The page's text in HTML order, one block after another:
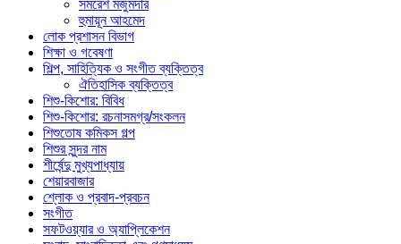
সমরেশ মজুমদার
হুমায়ূন আহমেদ
লোক প্রশাসন বিভাগ
শিক্ষা ও গবেষণা
শিল্প, সাহিত্যিক ও সংগীত ব্যক্তিত্ব
ঐতিহাসিক ব্যক্তিত্ব
শিশু-কিশোর: বিবিধ
শিশু-কিশোর: রচনাসমগ্র/সংকলন
শিশুতোষ কমিকস গল্প
শিশুর সুন্দর নাম
শীর্ষেন্দু মুখ্যপাধ্যায়
শেয়ারবাজার
শ্লোক ও প্রবাদ-প্রবচন
সংগীত
সফটওয়্যার ও অ্যাপ্লিকেশন